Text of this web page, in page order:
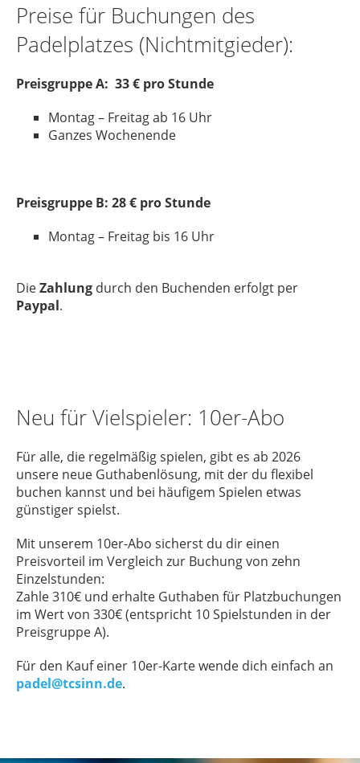
Preise für Buchungen des
Padelplatzes (Nichtmitgieder):
Preisgruppe A: 33 € pro Stunde
Montag – Freitag ab 16 Uhr
Ganzes Wochenende
Preisgruppe B: 28 € pro Stunde
Montag – Freitag bis 16 Uhr
DieZahlung durch den Buchenden erfolgt per
Paypal.
Neu für Vielspieler: 10er-Abo
Für alle, die regelmäßig spielen, gibt es ab 2026
unsere neue Guthabenlösung, mit der du flexibel
buchen kannst und bei häufigem Spielen etwas
günstiger spielst.
Mit unserem 10er-Abo sicherst du dir einen
Preisvorteil im Vergleich zur Buchung von zehn
Einzelstunden:
Zahle 310€ und erhalte Guthaben für Platzbuchungen
im Wert von 330€ (entspricht 10 Spielstunden in der
Preisgruppe A).
Für den Kauf einer 10er-Karte wende dich einfach an
padel@tcsinn.de.